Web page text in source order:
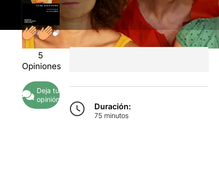
5
Opiniones
Deja tu
opinión
Duración:
75 minutos